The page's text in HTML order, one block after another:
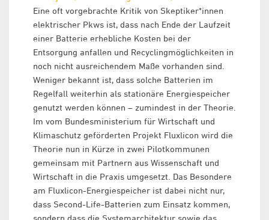
Eine oft vorgebrachte Kritik von Skeptiker*innen
elektrischer Pkws ist, dass nach Ende der Laufzeit
einer Batterie erhebliche Kosten bei der
Entsorgung anfallen und Recyclingmöglichkeiten in
noch nicht ausreichendem Maße vorhanden sind.
Weniger bekannt ist, dass solche Batterien im
Regelfall weiterhin als stationäre Energiespeicher
genutzt werden können – zumindest in der Theorie.
Im vom Bundesministerium für Wirtschaft und
Klimaschutz geförderten Projekt Fluxlicon wird die
Theorie nun in Kürze in zwei Pilotkommunen
gemeinsam mit Partnern aus Wissenschaft und
Wirtschaft in die Praxis umgesetzt. Das Besondere
am Fluxlicon-Energiespeicher ist dabei nicht nur,
dass Second-Life-Batterien zum Einsatz kommen,
sondern dass die Systemarchitektur sowie das